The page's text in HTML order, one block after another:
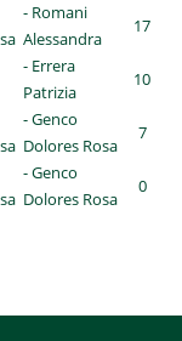
- Romani
Alessandra
17
- Errera
Patrizia
10
- Genco
Dolores Rosa
7
- Genco
Dolores Rosa
0